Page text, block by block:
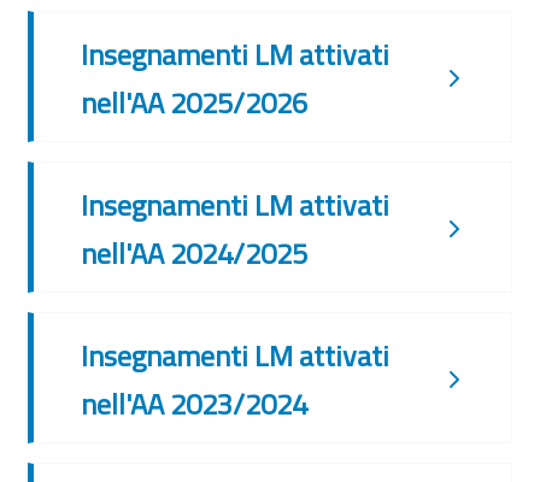
Insegnamenti LM attivati
nell'AA 2025/2026
Insegnamenti LM attivati
nell'AA 2024/2025
Insegnamenti LM attivati
nell'AA 2023/2024